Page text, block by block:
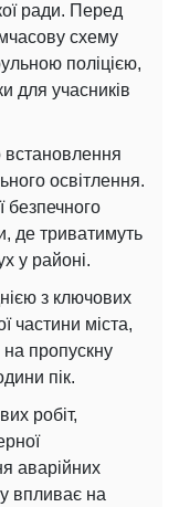
ради. Перед
схему
поліцією,
для учасників
встановлення
освітлення.
безпечного
де триватимуть
у районі.
з ключових
частини міста,
на пропускну
пік.
робіт,
аварійних
впливає на